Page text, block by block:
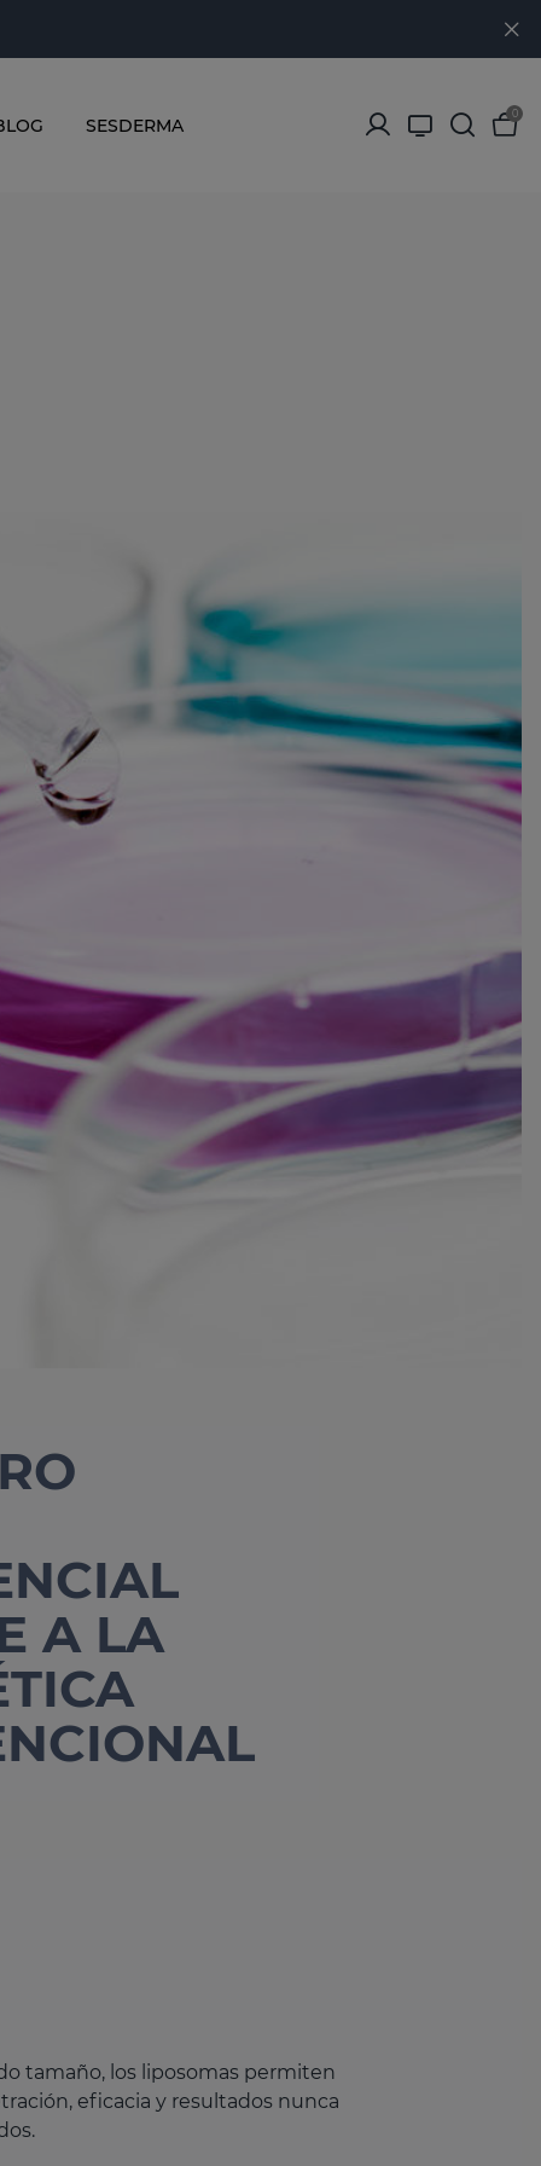
SESDERMA
0
A LA
tamaño, los liposomas permiten
eficacia y resultados nunca